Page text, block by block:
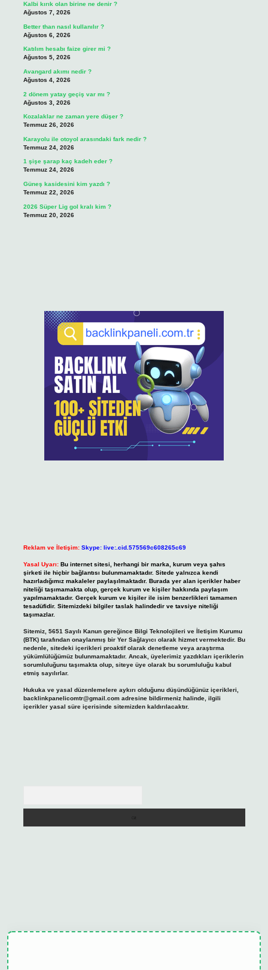
Kalbi kırık olan birine ne denir ?
Ağustos 7, 2026
Better than nasıl kullanılır ?
Ağustos 6, 2026
Katılım hesabı faize girer mi ?
Ağustos 5, 2026
Avangard akımı nedir ?
Ağustos 4, 2026
2 dönem yatay geçiş var mı ?
Ağustos 3, 2026
Kozalaklar ne zaman yere düşer ?
Temmuz 26, 2026
Karayolu ile otoyol arasındaki fark nedir ?
Temmuz 24, 2026
1 şişe şarap kaç kadeh eder ?
Temmuz 24, 2026
Güneş kasidesini kim yazdı ?
Temmuz 22, 2026
2026 Süper Lig gol kralı kim ?
Temmuz 20, 2026
Reklam ve İletişim: Skype: live:.cid.575569c608265c69
Yasal Uyarı: Bu internet sitesi, herhangi bir marka, kurum veya şahıs
şirketi ile hiçbir bağlantısı bulunmamaktadır. Sitede yalnızca kendi
hazırladığımız makaleler paylaşılmaktadır. Burada yer alan içerikler haber
niteliği taşımamakta olup, gerçek kurum ve kişiler hakkında paylaşım
yapılmamaktadır. Gerçek kurum ve kişiler ile isim benzerlikleri tamamen
tesadüfidir. Sitemizdeki bilgiler taslak halindedir ve tavsiye niteliği
taşımazlar.
Sitemiz, 5651 Sayılı Kanun gereğince Bilgi Teknolojileri ve İletişim Kurumu
(BTK) tarafından onaylanmış bir Yer Sağlayıcı olarak hizmet vermektedir. Bu
nedenle, sitedeki içerikleri proaktif olarak denetleme veya araştırma
yükümlülüğümüz bulunmamaktadır. Ancak, üyelerimiz yazdıkları içeriklerin
sorumluluğunu taşımakta olup, siteye üye olarak bu sorumluluğu kabul
etmiş sayılırlar.
Hukuka ve yasal düzenlemelere aykırı olduğunu düşündüğünüz içerikleri,
backlinkpanelicomtr@gmail.comadresine bildirmeniz halinde, ilgili
içerikler yasal süre içerisinde sitemizden kaldırılacaktır.